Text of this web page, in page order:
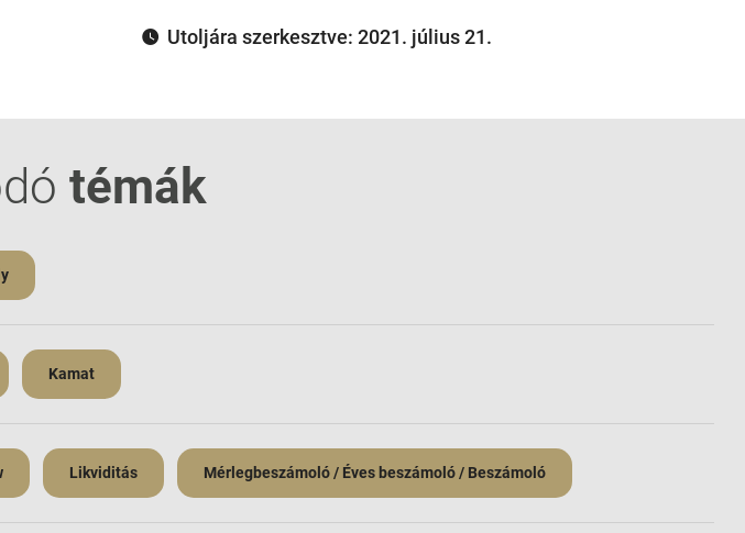
Utoljára szerkesztve: 2021. július 21.
témák
Kamat
Likviditás Mérlegbeszámoló / Éves beszámoló / Beszámoló